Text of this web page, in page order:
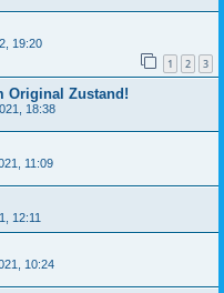
19:20
1 2 3
Original Zustand!
18:38
11:09
12:11
10:24